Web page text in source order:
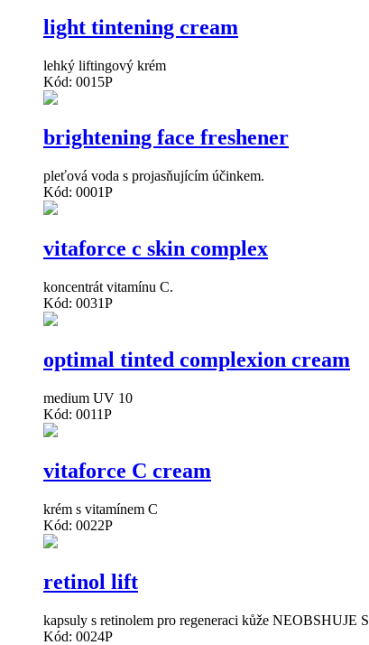
light tintening cream
lehký liftingový krém
Kód: 0015P
brightening face freshener
pleťová voda s projasňujícím účinkem.
Kód: 0001P
vitaforce c skin complex
koncentrát vitamínu C.
Kód: 0031P
optimal tinted complexion cream
medium UV 10
Kód: 0011P
vitaforce C cream
krém s vitamínem C
Kód: 0022P
retinol lift
kapsuly s retinolem pro regeneraci kůže
Kód: 0024P